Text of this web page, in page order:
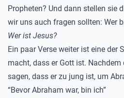
Propheten? Und dann stellen sie
wir uns auch fragen sollten: Wer
Wer ist Jesus?
Ein paar Verse weiter ist eine der
macht, dass er Gott ist.
sagen, dass er zu jung ist, um
“Bevor Abraham war, bin ich”